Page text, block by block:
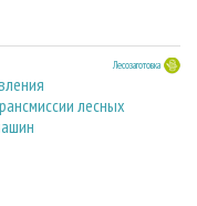
Лесозаготовка
лесных